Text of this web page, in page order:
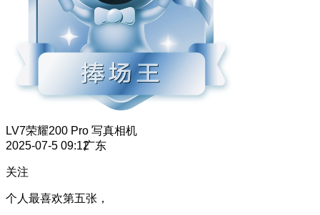
LV7荣耀200 Pro 写真相机
2025-07-5 09:12广东
关注
个人最喜欢第五张，